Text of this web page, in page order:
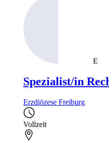
E
Spezialist/in
Erzdiözese Freiburg
Vollzeit